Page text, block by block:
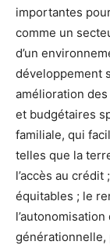
importantes
comme un
d’un
développement
amélioration
et budgétaires
familiale, qui
telles que la
l’accès au crédit
équitables ; le